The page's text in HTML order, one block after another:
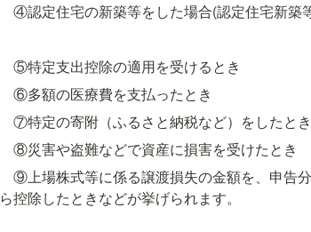
④認定住宅の新築等をした場合(認定住宅新築
⑤特定支出控除の適用を受けるとき
⑥多額の医療費を支払ったとき
⑦特定の寄附（ふるさと納税など）をしたとき
⑧災害や盗難などで資産に損害を受けたとき
⑨上場株式等に係る譲渡損失の金額を、申告
ら控除したときなどが挙げられます。